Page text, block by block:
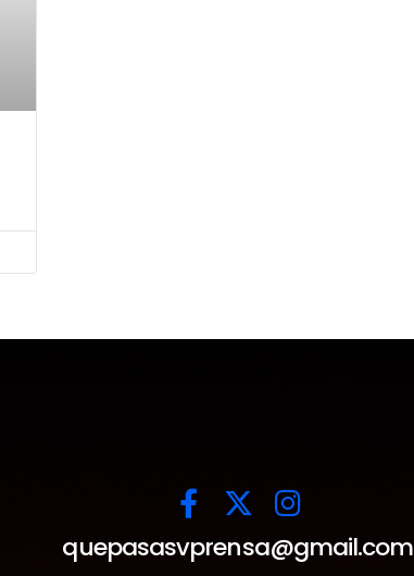
quepasasvprensa@gmail.com